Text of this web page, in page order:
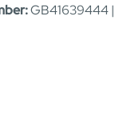
GB41639444 |